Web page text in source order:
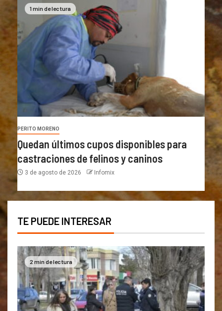
1 min de lectura
PERITO MORENO
Quedan últimos cupos disponibles para
castraciones de felinos y caninos
3 de agosto de 2026 Infomix
TE PUEDE INTERESAR
2 min de lectura